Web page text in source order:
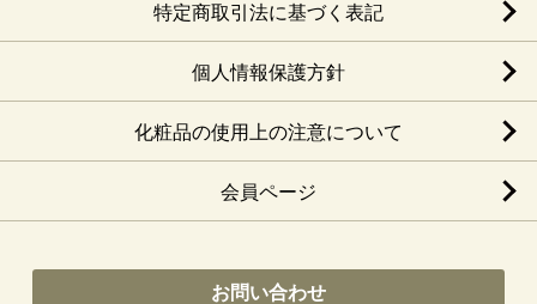
特定商取引法に基づく表記
個人情報保護方針
化粧品の使用上の注意について
会員ページ
お問い合わせ